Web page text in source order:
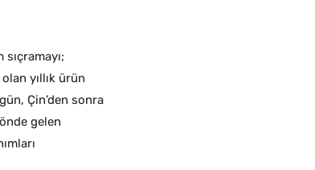
yıllık ürün
Çin’den sonra
gelen